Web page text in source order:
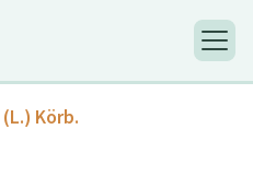
(L.) Körb.